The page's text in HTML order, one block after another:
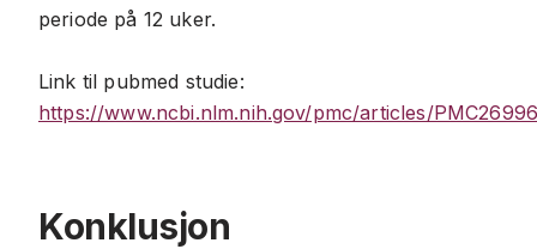
periode på 12 uker.
Link til pubmed studie:
https://www.ncbi.nlm.nih.gov/pmc/articles/
Konklusjon